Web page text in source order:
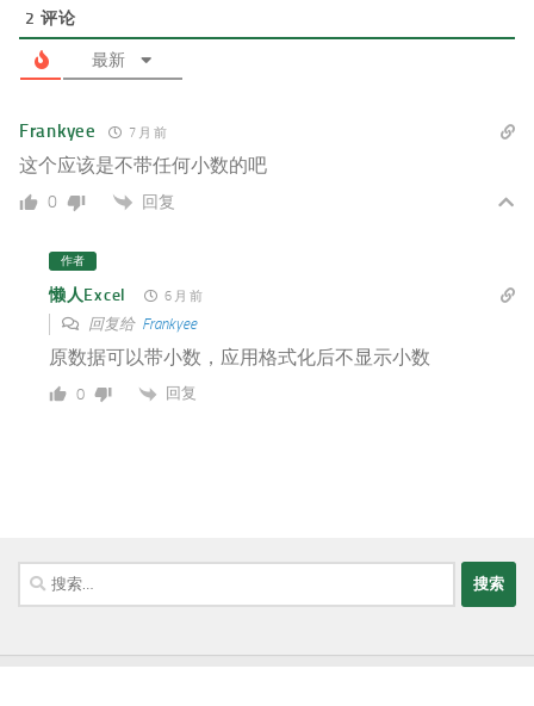
2 评论
最新
Frankyee 7 月 前
这个应该是不带任何小数的吧
0 回复
作者
懒人Excel 6 月 前
回复给 Frankyee
原数据可以带小数，应用格式化后不显示小数
0 回复
搜
索：